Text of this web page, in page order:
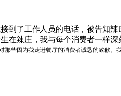
了工作人员的电话，被告知辣
在辣庄，我与每个消费者一样
那些因为我走进餐厅的消费者诚恳的致歉。